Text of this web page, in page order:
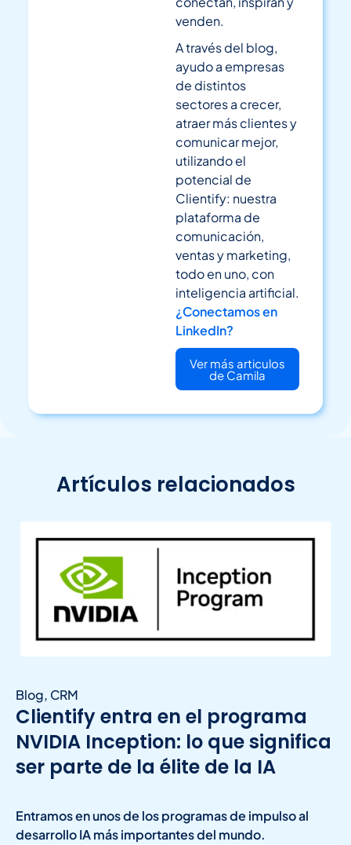
venden.
A través del blog,
ayudo a empresas
de distintos
sectores a crecer,
atraer más clientes y
comunicar mejor,
utilizando el
potencial de
Clientify: nuestra
plataforma de
comunicación,
ventas y marketing,
todo en uno, con
inteligencia artificial.
¿Conectamos en
LinkedIn?
Ver más articulos
de Camila
Artículos relacionados
Blog, CRM
Clientify entra en el programa
NVIDIA Inception: lo que significa
ser parte de la élite de la IA
Entramos en unos de los programas de impulso al
desarrollo IA más importantes del mundo.